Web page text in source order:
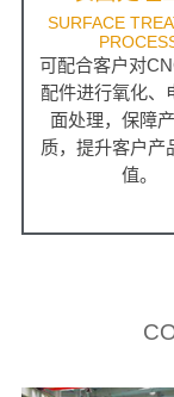
SURFACE
可配合客户对
配件进行氧化、
面处理，保障
质，提升客户产
值。